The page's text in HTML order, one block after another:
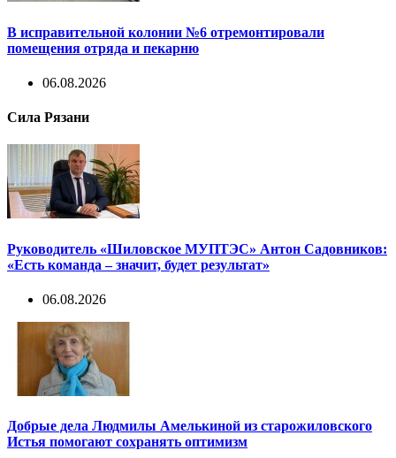
В исправительной колонии №6 отремонтировали
помещения отряда и пекарню
06.08.2026
Сила Рязани
Руководитель «Шиловское МУПТЭС» Антон Садовников:
«Есть команда – значит, будет результат»
06.08.2026
Добрые дела Людмилы Амелькиной из старожиловского
Истья помогают сохранять оптимизм